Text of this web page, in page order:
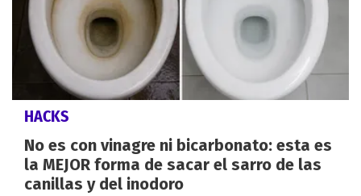
HACKS
No es con vinagre ni bicarbonato: esta es
la MEJOR forma de sacar el sarro de las
canillas y del inodoro